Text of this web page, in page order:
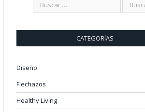
CATEGORÍAS
Diseño
Flechazos
Healthy Living